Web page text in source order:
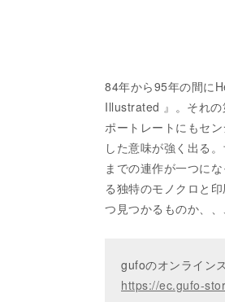
84年から95年の間に
Illustrated 』。それ
ポートレートにもセ
した意味が強く出る
までの連作が一つに
る独特のモノクロと
つ見つかるものか、
gufoのオンライン
https://ec.gufo-